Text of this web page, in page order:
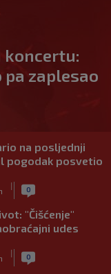
koncertu:
zaplesao
na posljednji
pogodak posvetio
| 0
"Čišćenje"
udes
| 0